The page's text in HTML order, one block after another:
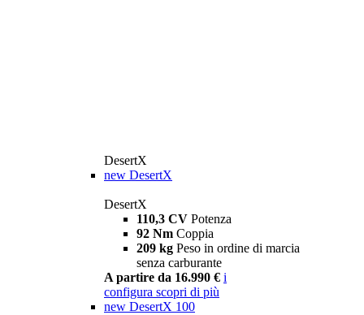
DesertX
new DesertX
DesertX
110,3 CV Potenza
92 Nm Coppia
209 kg Peso in ordine di marcia
senza carburante
A partire da 16.990 € i
configura scopri di più
new DesertX 100